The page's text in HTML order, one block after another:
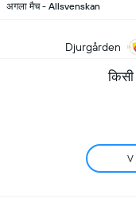
अगला मैच - Allsvenskan
Djurgården
V